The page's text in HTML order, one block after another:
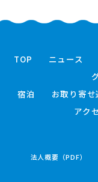
TOP ニュース
宿泊
お取り寄せ
アク
法人概要（PDF）